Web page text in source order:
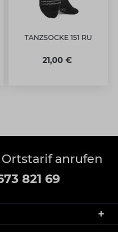
TANZSOCKE 151 RU
21,00 €
anrufen
821 69